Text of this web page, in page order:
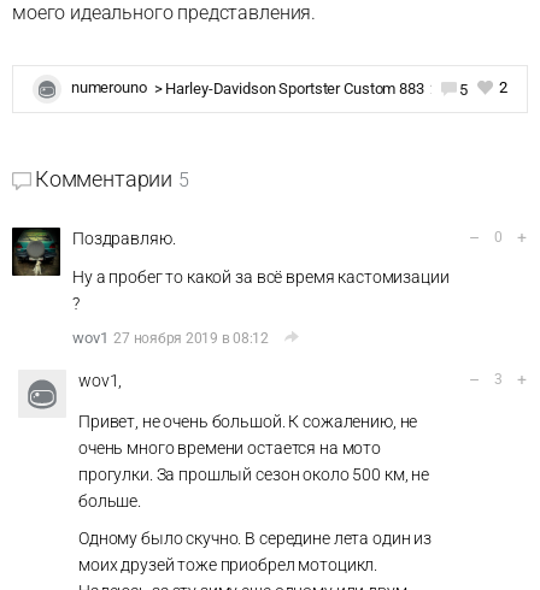
моего идеального представления.
numerouno > Harley-Davidson Sportster Custom 883 26 ноября 2019 в 09:22 5 2
Комментарии 5
Поздравляю.
Ну а пробег то какой за всё время кастомизации
?
wov1 27 ноября 2019 в 08:12
– 0 +
wov1,
Привет, не очень большой. К сожалению, не
очень много времени остается на мото
прогулки. За прошлый сезон около 500 км, не
больше.
Одному было скучно. В середине лета один из
моих друзей тоже приобрел мотоцикл.
– 3 +